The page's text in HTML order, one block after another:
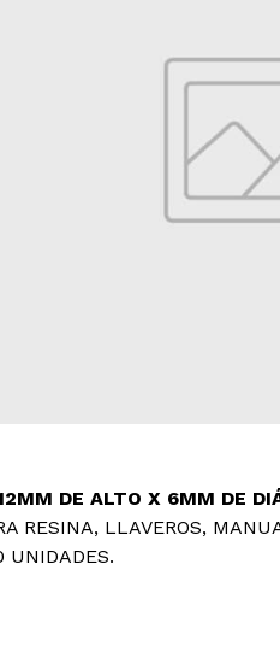
DE ALTO X 6MM DE
RESINA, LLAVEROS,
UNIDADES.